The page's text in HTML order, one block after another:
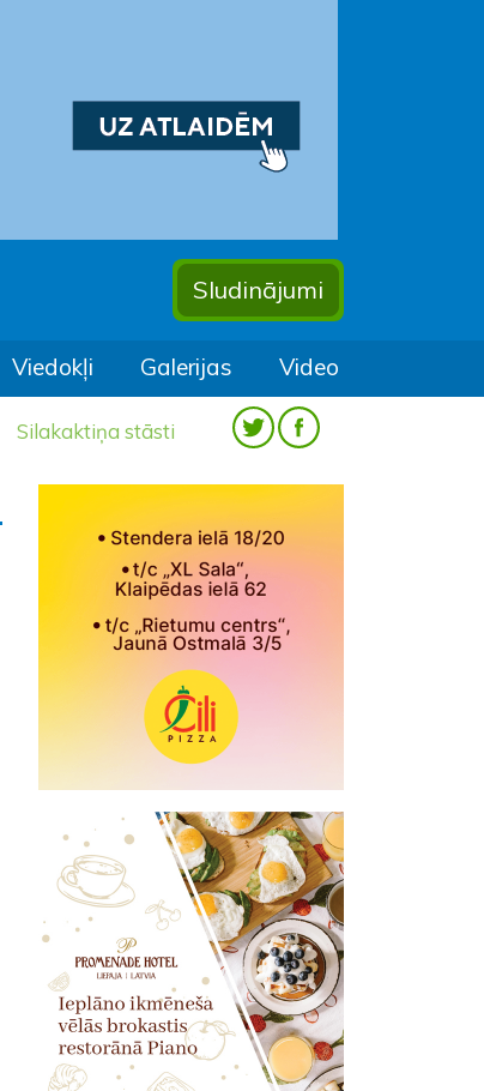
Sludinājumi
Viedokļi Galerijas Video
Silakaktiņa stāsti